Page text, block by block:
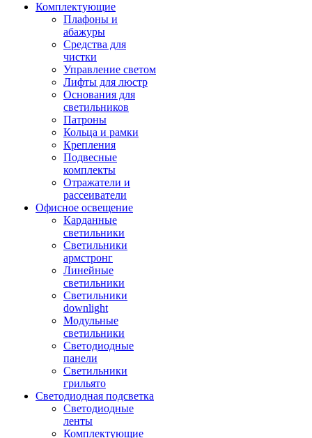
Комплектующие
Плафоны и
абажуры
Средства для
чистки
Управление светом
Лифты для люстр
Основания для
светильников
Патроны
Кольца и рамки
Крепления
Подвесные
комплекты
Отражатели и
рассеиватели
Офисное освещение
Карданные
светильники
Светильники
армстронг
Линейные
светильники
Светильники
downlight
Модульные
светильники
Светодиодные
панели
Светильники
грильято
Светодиодная подсветка
Светодиодные
ленты
Комплектующие